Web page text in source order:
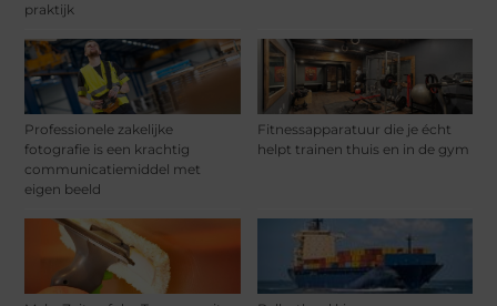
praktijk
Professionele zakelijke
fotografie is een krachtig
communicatiemiddel met
eigen beeld
Fitnessapparatuur die je écht
helpt trainen thuis en in de gym